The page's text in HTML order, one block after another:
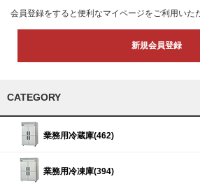
会員登録をすると便利なマイページをご利用いた
新規会員登録
CATEGORY
業務用冷蔵庫(462)
業務用冷凍庫(394)